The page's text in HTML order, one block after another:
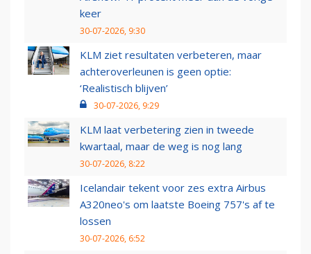
keer
30-07-2026, 9:30
KLM ziet resultaten verbeteren, maar
achteroverleunen is geen optie:
‘Realistisch blijven’
30-07-2026, 9:29
KLM laat verbetering zien in tweede
kwartaal, maar de weg is nog lang
30-07-2026, 8:22
Icelandair tekent voor zes extra Airbus
A320neo's om laatste Boeing 757's af te
lossen
30-07-2026, 6:52